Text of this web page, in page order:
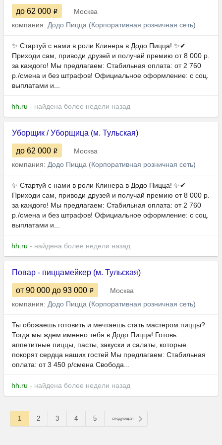
до 62 000
Москва
компания: Додо Пицца (Корпоративная розничная сеть)
✨ Стартуй с нами в роли Клинера в Додо Пицца! ✨✔
Приходи сам, приводи друзей и получай премию от 8 000 р.
за каждого! Мы предлагаем: Стабильная оплата: от 2 760
р./смена и без штрафов! Официальное оформление: с соц.
выплатами и...
hh.ru - найдена более недели назад
Уборщик / Уборщица (м. Тульская)
до 62 000
Москва
компания: Додо Пицца (Корпоративная розничная сеть)
✨ Стартуй с нами в роли Клинера в Додо Пицца! ✨✔
Приходи сам, приводи друзей и получай премию от 8 000 р.
за каждого! Мы предлагаем: Стабильная оплата: от 2 760
р./смена и без штрафов! Официальное оформление: с соц.
выплатами и...
hh.ru - найдена более недели назад
Повар - пиццамейкер (м. Тульская)
от 90 000 до 93 000
Москва
компания: Додо Пицца (Корпоративная розничная сеть)
Ты обожаешь готовить и мечтаешь стать мастером пиццы?
Тогда мы ждем именно тебя в Додо Пицца! Готовь
аппетитные пиццы, пасты, закуски и салаты, которые
покорят сердца наших гостей Мы предлагаем: Стабильная
оплата: от 3 450 р/смена Свобода...
hh.ru - найдена более недели назад
1 2 3 4 5 следующая